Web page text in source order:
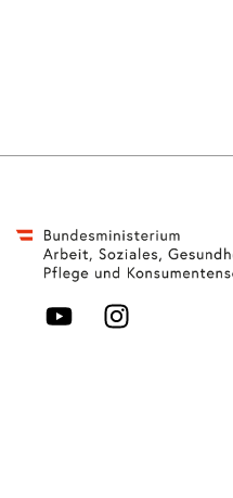
E-Mail senden